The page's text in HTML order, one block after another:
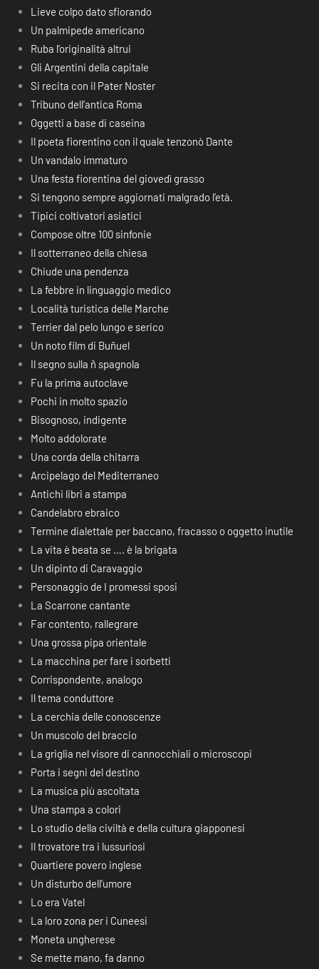
Lieve colpo dato sfiorando
Un palmipede americano
Ruba l’originalità altrui
Gli Argentini della capitale
Si recita con il Pater Noster
Tribuno dell’antica Roma
Oggetti a base di caseina
Il poeta fiorentino con il quale tenzonò Dante
Un vandalo immaturo
Una festa fiorentina del giovedì grasso
Si tengono sempre aggiornati malgrado l’età.
Tipici coltivatori asiatici
Compose oltre 100 sinfonie
Il sotterraneo della chiesa
Chiude una pendenza
La febbre in linguaggio medico
Località turistica delle Marche
Terrier dal pelo lungo e serico
Un noto film di Buñuel
Il segno sulla ñ spagnola
Fu la prima autoclave
Pochi in molto spazio
Bisognoso, indigente
Molto addolorate
Una corda della chitarra
Arcipelago del Mediterraneo
Antichi libri a stampa
Candelabro ebraico
Termine dialettale per baccano, fracasso o oggetto inutile
La vita è beata se …. è la brigata
Un dipinto di Caravaggio
Personaggio de I promessi sposi
La Scarrone cantante
Far contento, rallegrare
Una grossa pipa orientale
La macchina per fare i sorbetti
Corrispondente, analogo
Il tema conduttore
La cerchia delle conoscenze
Un muscolo del braccio
La griglia nel visore di cannocchiali o microscopi
Porta i segni del destino
La musica più ascoltata
Una stampa a colori
Lo studio della civiltà e della cultura giapponesi
Il trovatore tra i lussuriosi
Quartiere povero inglese
Un disturbo dell’umore
Lo era Vatel
La loro zona per i Cuneesi
Moneta ungherese
Se mette mano, fa danno